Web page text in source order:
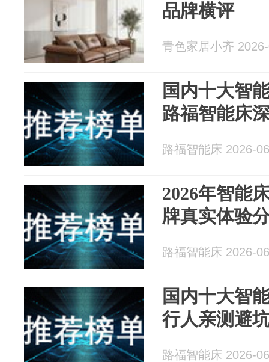
品牌横评
青色家居小齐
国内十大智
路福智能床
路福智能床 2026-
2026年智能
牌真实体验
路福智能床 2026-
国内十大智
行人亲测避
路福智能床 2026-